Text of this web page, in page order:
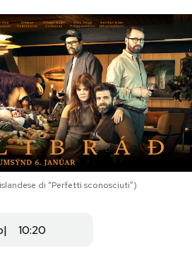
di “Perfetti sconosciuti”)
10:20